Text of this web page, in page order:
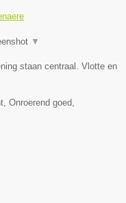
▼
staan centraal. Vlotte en
Onroerend goed,